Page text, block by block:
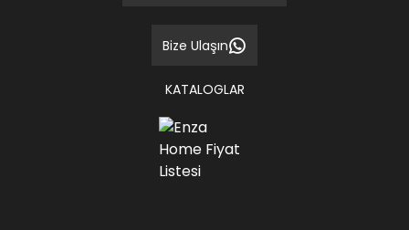
Bize Ulaşın
KATALOGLAR